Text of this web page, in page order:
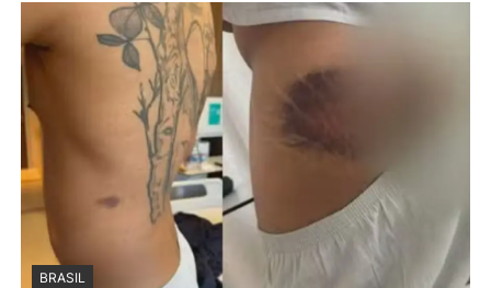
BRASIL